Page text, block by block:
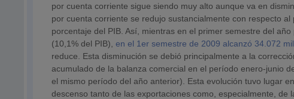
por cuenta corriente sigue siendo muy alto aunque va en
por cuenta corriente se redujo sustancialmente con respecto
porcentaje del PIB. Así, mientras en el primer semestre del
(10,1% del PIB),en el 1er semestre de 2009 alcanzó 34.072
reduce. Esta disminución se debió principalmente a la
acumulado de la balanza comercial en el período enero-junio
el mismo período del año anterior). Esta evolución tuvo lugar
descenso tanto de las exportaciones como, especialmente, de